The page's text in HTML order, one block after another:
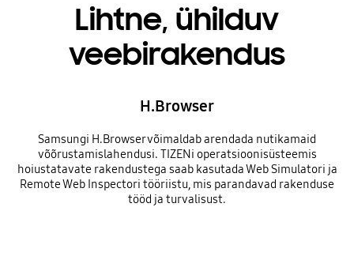
Lihtne, ühilduv
veebirakendus
H.Browser
Samsungi H.Browser võimaldab arendada nutikamaid
võõrustamislahendusi. TIZENi operatsioonisüsteemis
hoiustatavate rakendustega saab kasutada Web Simulatori ja
Remote Web Inspectori tööriistu, mis parandavad rakenduse
tööd ja turvalisust.